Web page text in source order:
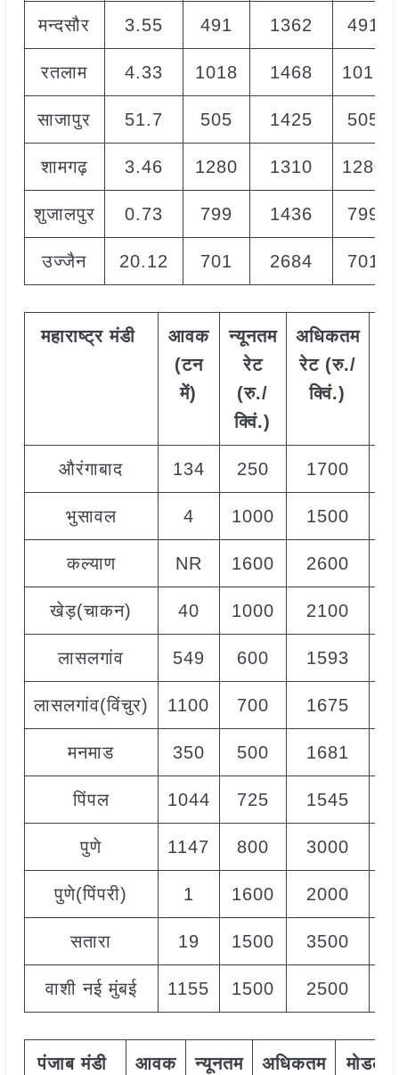
मन्दसौर 3.55 491 1362 491
रतलाम 4.33 1018 1468 1018
साजापुर 51.7 505 1425 505
शामगढ़ 3.46 1280 1310 1280
शुजालपुर 0.73 799 1436 799
उज्जैन 20.12 701 2684 701
महाराष्ट्र मंडी
आवक
(टन
में)
न्यूनतम
रेट
(रु./
क्विं.)
अधिकतम
रेट(रु./
क्विं.)
औरंगाबाद 134 250 1700
भुसावल 4 1000 1500
कल्याण NR 1600 2600
खेड़(चाकन) 40 1000 2100
लासलगांव 549 600 1593
लासलगांव(विंचुर) 1100 700 1675
मनमाड 350 500 1681
पिंपल 1044 725 1545
पुणे 1147 800 3000
पुणे(पिंपरी) 1 1600 2000
सतारा 19 1500 3500
वाशी नई मुंबई 1155 1500 2500
पंजाब मंडी
आवक
न्यूनतम
अधिकतम
मोडल